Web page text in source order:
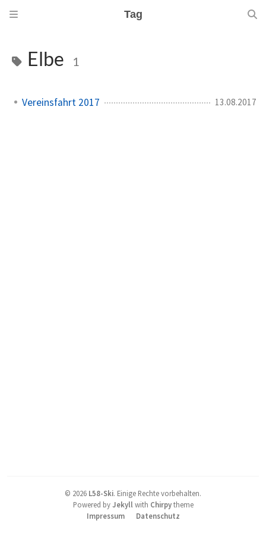
Tag
Elbe 1
Vereinsfahrt 2017 13.08.2017
© 2026 L58-Ski. Einige Rechte vorbehalten.
Powered byJekyll with Chirpytheme
Impressum
Datenschutz